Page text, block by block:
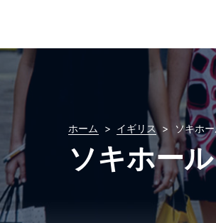
ホーム イギリス ソキホ
ソキホー